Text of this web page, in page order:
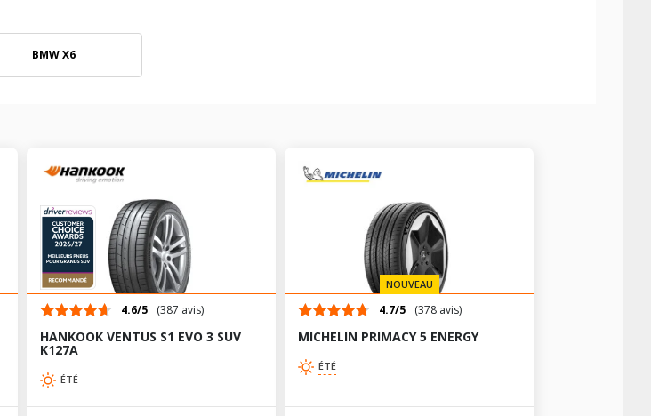
BMW X6
4.6/5 (387 avis)
HANKOOK VENTUS S1 EVO 3 SUV
K127A
ÉTÉ
NOUVEAU
4.7/5 (378 avis)
MICHELIN PRIMACY 5 ENERGY
ÉTÉ